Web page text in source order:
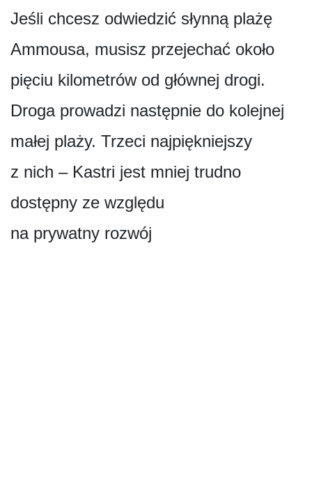
Jeśli chcesz odwiedzić słynną plażę
Ammousa, musisz przejechać około
pięciu kilometrów od głównej drogi.
Droga prowadzi następnie do kolejnej
małej plaży. Trzeci najpiękniejszy
z nich – Kastri jest mniej trudno
dostępny ze względu
na prywatny rozwój